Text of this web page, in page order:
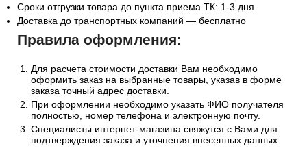
Сроки отгрузки товара до пункта приема ТК: 1-3 дня.
Доставка до транспортных компаний — бесплатно
Правила оформления:
Для расчета стоимости доставки Вам необходимо
оформить заказ на выбранные товары, указав в форме
заказа точный адрес доставки.
При оформлении необходимо указать ФИО получателя
полностью, номер телефона и электронную почту.
Специалисты интернет-магазина свяжутся с Вами для
подтверждения заказа и уточнения внесенных данных.